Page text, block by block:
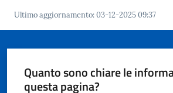
Servizi
Vivere
Fiorano
Modenese
Ultimo aggiornamento:03-12-2025 09:37
Quanto sono chiare le
questa pagina?